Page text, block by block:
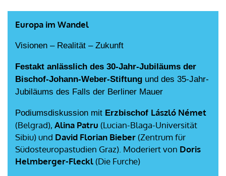
Europa im Wandel
Visionen ‒ Realität ‒ Zukunft
Festakt anlässlich des 30-Jahr-Jubiläums der
Bischof-Johann-Weber-Stiftung und des 35-Jahr-
Jubiläums des Falls der Berliner Mauer
Podiumsdiskussion mit Erzbischof László Német
(Belgrad), Alina Patru (Lucian-Blaga-Universität
Sibiu) und David Florian Bieber(Zentrum für
Südosteuropastudien Graz). Moderiert von Doris
Helmberger-Fleckl(Die Furche)